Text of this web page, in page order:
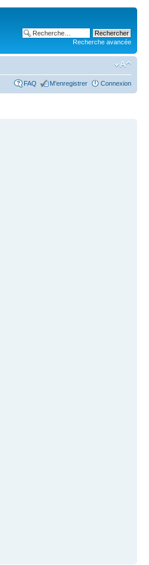
Recherche avancée
FAQ M’enregistrer Connexion